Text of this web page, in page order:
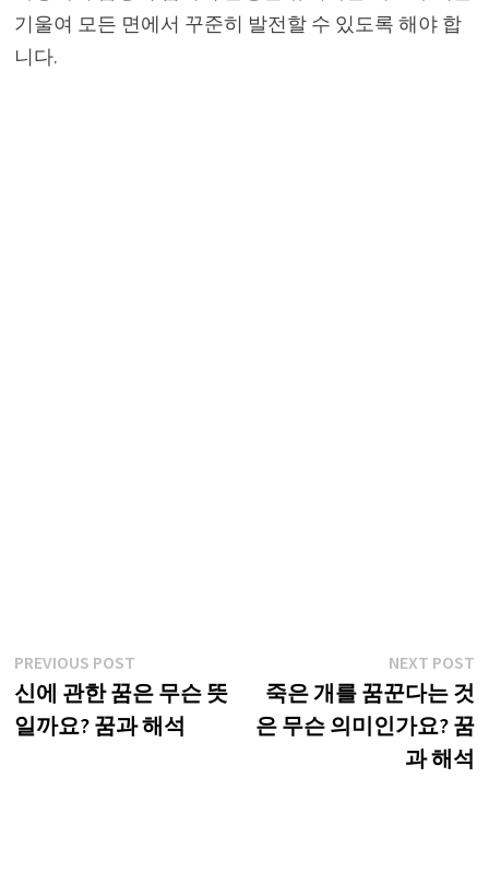
기울여 모든 면에서 꾸준히 발전할 수 있도록 해야 합
니다.
글
탐
색
PREVIOUS POSTPrevious
post:
신에 관한 꿈은 무슨 뜻
일까요? 꿈과 해석
NEXT POST
죽은 개를 꿈꾼다는 것
은 무슨 의미인가요? 꿈
과 해석